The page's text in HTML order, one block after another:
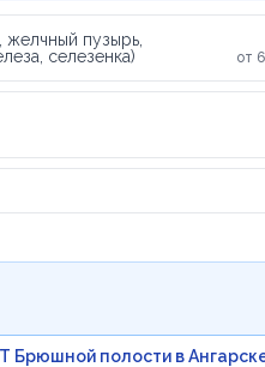
пузырь,
селезенка)
от
Брюшной полости в